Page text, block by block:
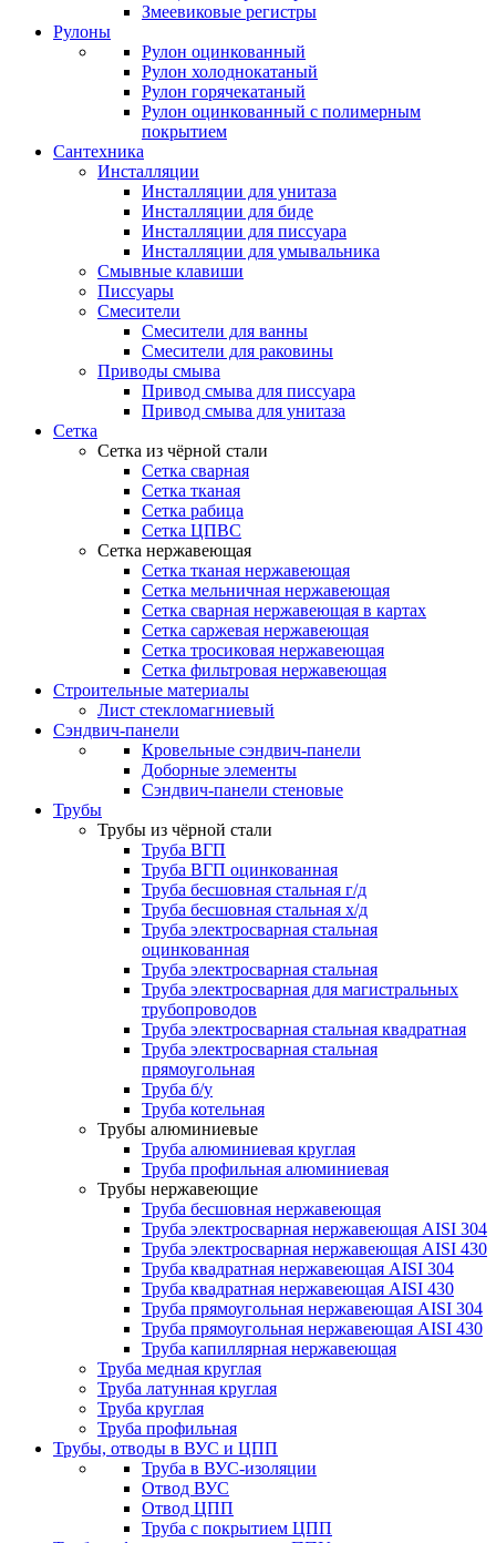
Змеевиковые регистры
Рулоны
Рулон оцинкованный
Рулон холоднокатаный
Рулон горячекатаный
Рулон оцинкованный с полимерным
покрытием
Сантехника
Инсталляции
Инсталляции для унитаза
Инсталляции для биде
Инсталляции для писсуара
Инсталляции для умывальника
Смывные клавиши
Писсуары
Смесители
Смесители для ванны
Смесители для раковины
Приводы смыва
Привод смыва для писсуара
Привод смыва для унитаза
Сетка
Сетка из чёрной стали
Сетка сварная
Сетка тканая
Сетка рабица
Сетка ЦПВС
Сетка нержавеющая
Сетка тканая нержавеющая
Сетка мельничная нержавеющая
Сетка сварная нержавеющая в картах
Сетка саржевая нержавеющая
Сетка тросиковая нержавеющая
Сетка фильтровая нержавеющая
Строительные материалы
Лист стекломагниевый
Сэндвич-панели
Кровельные сэндвич-панели
Доборные элементы
Сэндвич-панели стеновые
Трубы
Трубы из чёрной стали
Труба ВГП
Труба ВГП оцинкованная
Труба бесшовная стальная г/д
Труба бесшовная стальная х/д
Труба электросварная стальная
оцинкованная
Труба электросварная стальная
Труба электросварная для магистральных
трубопроводов
Труба электросварная стальная квадратная
Труба электросварная стальная
прямоугольная
Труба б/у
Труба котельная
Трубы алюминиевые
Труба алюминиевая круглая
Труба профильная алюминиевая
Трубы нержавеющие
Труба бесшовная нержавеющая
Труба электросварная нержавеющая AISI 304
Труба электросварная нержавеющая AISI 430
Труба квадратная нержавеющая AISI 304
Труба квадратная нержавеющая AISI 430
Труба прямоугольная нержавеющая AISI 304
Труба прямоугольная нержавеющая AISI 430
Труба капиллярная нержавеющая
Труба медная круглая
Труба латунная круглая
Труба круглая
Труба профильная
Трубы, отводы в ВУС и ЦПП
Труба в ВУС-изоляции
Отвод ВУС
Отвод ЦПП
Труба с покрытием ЦПП